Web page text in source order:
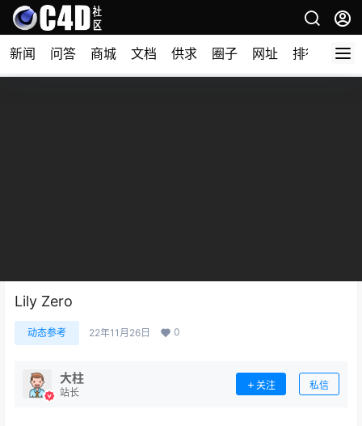
新闻 问答 商城 文档 供求 圈子 网址 排行榜
Lily Zero
动态参考 22年11月26日 0
大柱
站长
关注 私信